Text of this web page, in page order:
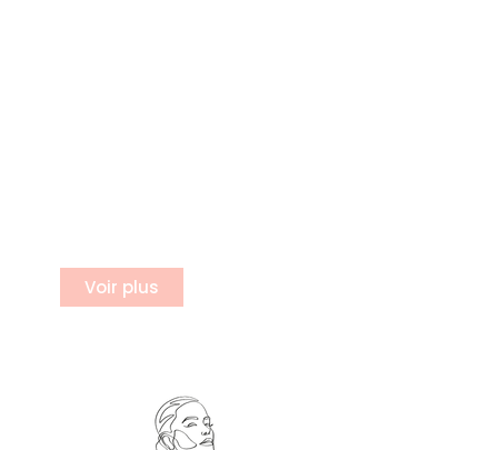
Voir plus